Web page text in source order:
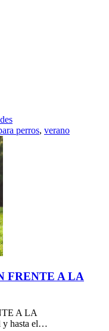
perros, verano
FRENTE A LA
A LA
y hasta el…